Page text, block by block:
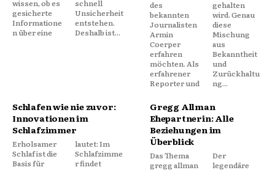
wissen, ob es
gesicherte
Informatione
n über eine
schnell
Unsicherheit
entstehen.
Deshalb ist...
des
bekannten
Journalisten
Armin
Coerper
erfahren
möchten. Als
erfahrener
Reporter und
gehalten
wird. Genau
diese
Mischung
aus
Bekanntheit
und
Zurückhaltu
ng...
Schlafen wie nie zuvor:
Innovationen im
Schlafzimmer
Erholsamer
Schlaf ist die
Basis für
lautet: Im
Schlafzimme
r findet
Gregg Allman
Ehepartnerin: Alle
Beziehungen im
Überblick
Das Thema
gregg allman
Der
legendäre